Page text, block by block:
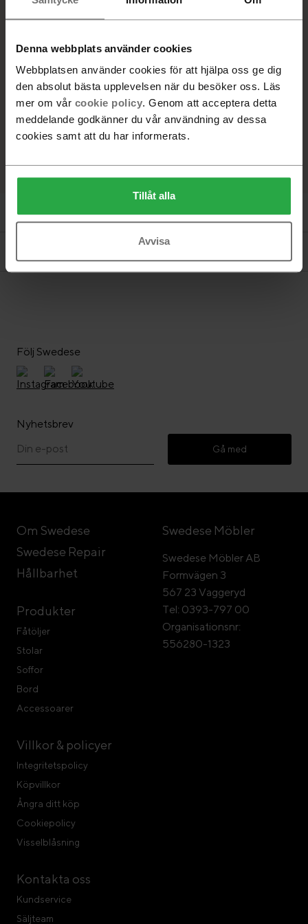
Denna webbplats använder cookies
Webbplatsen använder cookies för att hjälpa oss ge dig
den absolut bästa upplevelsen när du besöker oss. Läs
mer om vår cookie policy. Genom att acceptera detta
meddelande godkänner du vår användning av dessa
cookies samt att du har informerats.
Tillåt alla
Avvisa
Beställningsvara. Leveranstid 6-8 veckor
-
Lägg i varukorg
Produktinformation
Följ Swedese
Nyhetsbrev
Gå med
Om Swedese
Swedese Repair
Hållbarhet
Produkter
Fåtöljer
Stolar
Soffor
Bord
Accessoarer
Villkor & policyer
Integritetspolicy
Köpvillkor
Ångra ditt köp
Cookiepolicy
Visselblåsning
Kontakta oss
Kundservice
Säljteam
Swedese Möbler
Swedese Möbler AB
Formvägen 3
567 23 Vaggeryd
Tel: 0393-797 00
Organisationsnr:
556280-1323